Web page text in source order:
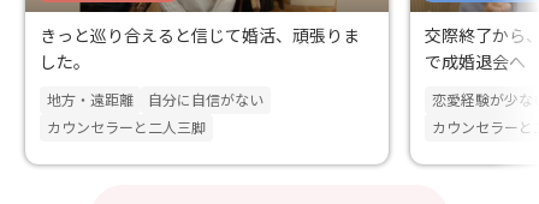
きっと巡り合えると信じて婚活、頑張りま
した。
地方・遠距離
自分に自信がない
カウンセラーと二人三脚
交際終了から
で成婚退会へ
恋愛経験が少な
カウンセラーと